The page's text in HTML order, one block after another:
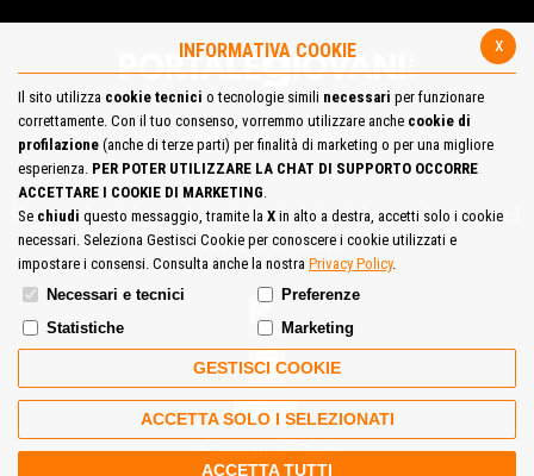
Mappa del Sito Privacy Policy Cookie Policy
Contatta la redazione
Cosa pensi del portale
Comune di Prato
x
INFORMATIVA COOKIE
Il sito utilizza cookie tecnici o tecnologie simili necessari per funzionare
correttamente. Con il tuo consenso, vorremmo utilizzare anche cookie di
profilazione (anche di terze parti) per finalità di marketing o per una migliore
esperienza. PER POTER UTILIZZARE LA CHAT DI SUPPORTO OCCORRE
ACCETTARE I COOKIE DI MARKETING.
Se chiudi questo messaggio, tramite la X in alto a destra, accetti solo i cookie
necessari. Seleziona Gestisci Cookie per conoscere i cookie utilizzati e
impostare i consensi. Consulta anche la nostra Privacy Policy.
Necessari e tecnici
Preferenze
Statistiche
Marketing
GESTISCI COOKIE
ACCETTA SOLO I SELEZIONATI
ACCETTA TUTTI